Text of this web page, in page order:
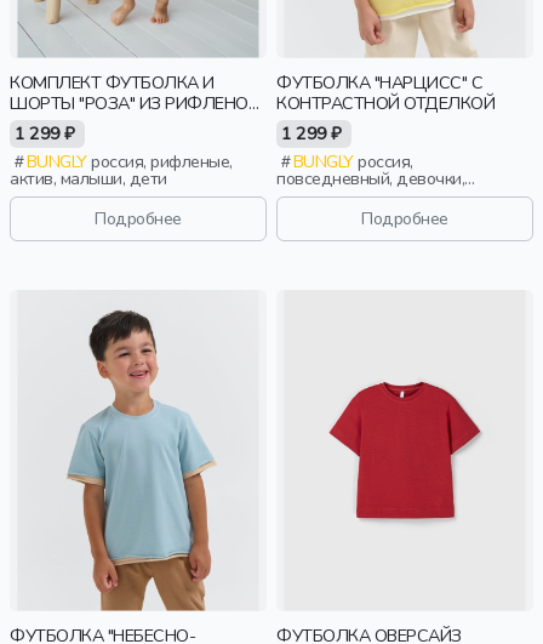
КОМПЛЕКТ ФУТБОЛКА И
ШОРТЫ "РОЗА" ИЗ РИФЛЕНОЙ
ТКАНИ 0+
1 299 ₽
BUNGLYроссия, рифленые,
актив, малыши, дети
Подробнее
ФУТБОЛКА "НАРЦИСС" С
КОНТРАСТНОЙ ОТДЕЛКОЙ
1 299 ₽
BUNGLYроссия,
повседневный, девочки,
малыши, дошкольники, дети
Подробнее
ФУТБОЛКА "НЕБЕСНО-
ФУТБОЛКА ОВЕРСАЙЗ